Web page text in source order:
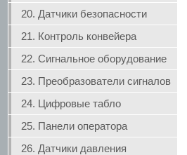
20. Датчики безопасности
21. Контроль конвейера
22. Сигнальное оборудование
23. Преобразователи сигналов
24. Цифровые табло
25. Панели оператора
26. Датчики давления